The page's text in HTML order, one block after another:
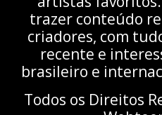
trazer conteúdo
criadores, com
recente e
brasileiro e
Todos os Direitos